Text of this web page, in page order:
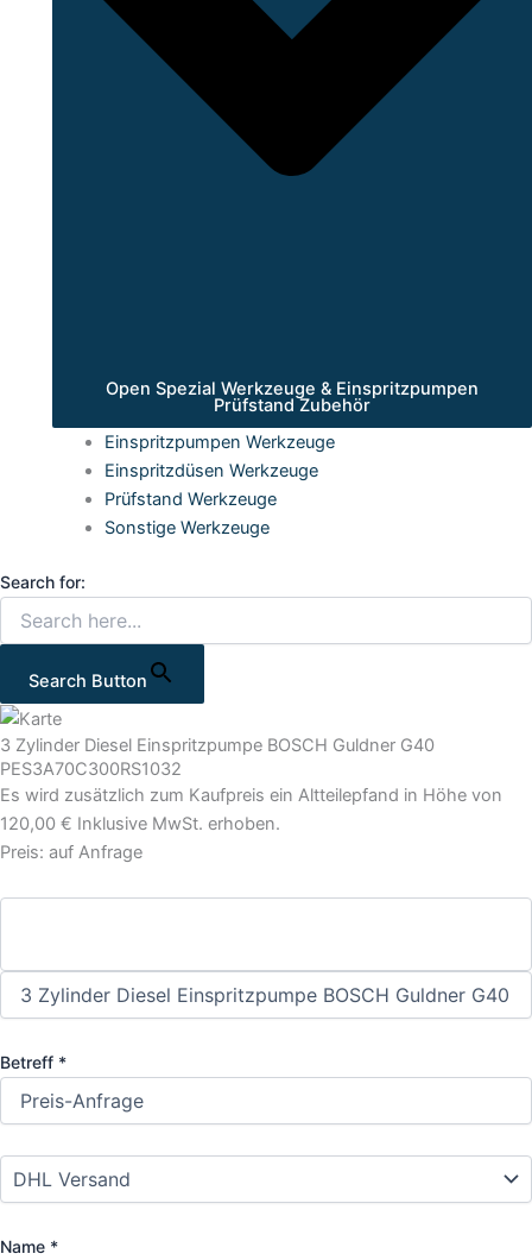
Open Spezial Werkzeuge & Einspritzpumpen
Prüfstand Zubehör
Einspritzpumpen Werkzeuge
Einspritzdüsen Werkzeuge
Prüfstand Werkzeuge
Sonstige Werkzeuge
Search for:
Search Button
3 Zylinder Diesel Einspritzpumpe BOSCH Guldner G40
PES3A70C300RS1032
Es wird zusätzlich zum Kaufpreis ein Altteilepfand in Höhe von
120,00 € Inklusive MwSt. erhoben.
Preis: auf Anfrage
Betreff *
Name *